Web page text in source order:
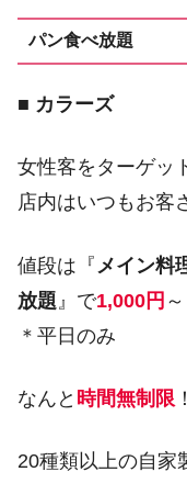
パン食べ放題
■ カラーズ
女性客をターゲッ
店内はいつもお客
値段は『 メイン料
放題 』で1,000円
＊平日のみ
なんと 時間無制限 ！
20種類以上の自家